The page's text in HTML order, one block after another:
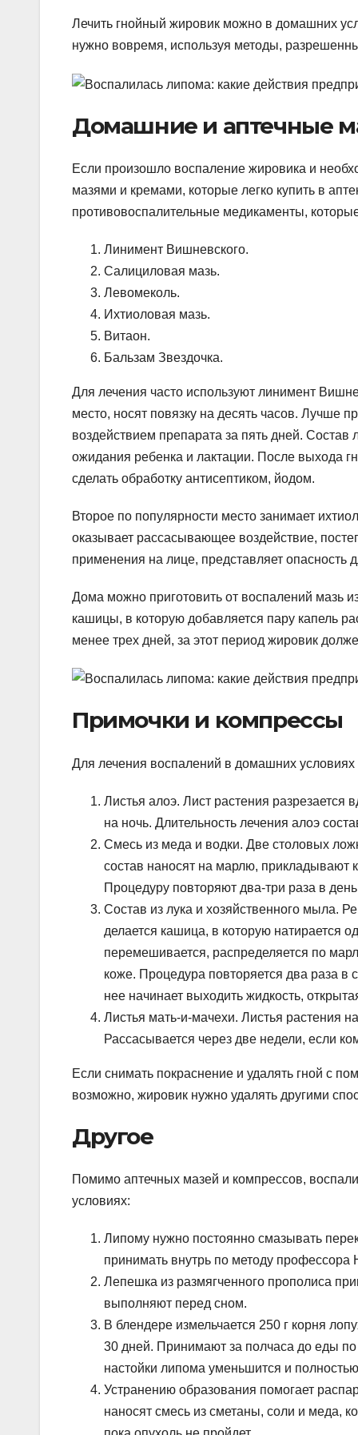
Лечить гнойный жировик можно в домашних
нужно вовремя, используя методы,
Домашние и аптечные
Если произошло воспаление жировика и
мазями и кремами, которые легко купить в
противовоспалительные медикаменты,
Линимент Вишневского.
Салициловая мазь.
Левомеколь.
Ихтиоловая мазь.
Витаон.
Бальзам Звездочка.
Для лечения часто используют линимент
место, носят повязку на десять часов. Лучше
воздействием препарата за пять дней.
ожидания ребенка и лактации. После выхода
сделать обработку антисептиком, йодом.
Второе по популярности место занимает
оказывает рассасывающее воздействие,
применения на лице, представляет опасность
Дома можно приготовить от воспалений мазь
кашицы, в которую добавляется пару капель
менее трех дней, за этот период жировик
Примочки и компрессы
Для лечения воспалений в домашних
Листья алоэ. Лист растения разрезается
на ночь. Длительность лечения алоэ
Смесь из меда и водки. Две столовых
состав наносят на марлю, прикладывают
Процедуру повторяют два-три раза в
Состав из лука и хозяйственного мыла.
делается кашица, в которую натирается
перемешивается, распределяется по
коже. Процедура повторяется два раза в
нее начинает выходить жидкость,
Листья мать-и-мачехи. Листья растения
Рассасывается через две недели, если
Если снимать покраснение и удалять гной с
возможно, жировик нужно удалять другими
Другое
Помимо аптечных мазей и компрессов,
условиях:
Липому нужно постоянно смазывать
принимать внутрь по методу
Лепешка из размягченного прополиса
выполняют перед сном.
В блендере измельчается 250 г корня
30 дней. Принимают за полчаса до еды
настойки липома уменьшится и
Устранению образования помогает
наносят смесь из сметаны, соли и меда,